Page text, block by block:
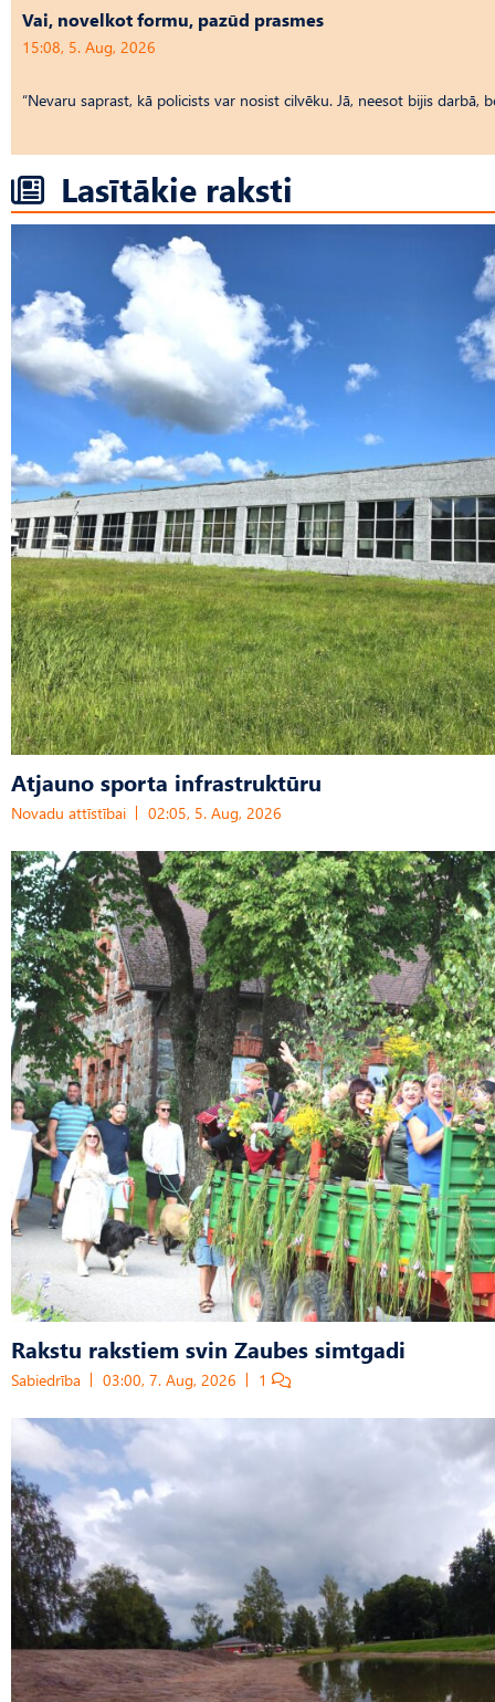
Vai, novelkot formu, pazūd prasmes
15:08, 5. Aug, 2026
“Nevaru saprast, kā policists var nosist cilvēku. Jā, neesot bijis darbā,
Lasītākie raksti
Atjauno sporta infrastruktūru
Novadu attīstībai 02:05, 5. Aug, 2026
Rakstu rakstiem svin Zaubes simtgadi
Sabiedrība 03:00, 7. Aug, 2026 1